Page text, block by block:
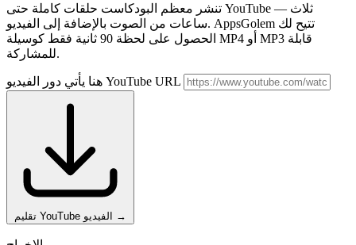
تنشر معظم البودكاست حلقات كاملة حتى YouTube — ثلاث
ساعات من الصوت بالإضافة إلى الفيديو. AppsGolem تتيح لك
الحصول على لحظة 90 ثانية فقط كوسيلة MP4 أو MP3 قابلة
للمشاركة.
هنا يأتي دور الفيديو YouTube URL
→